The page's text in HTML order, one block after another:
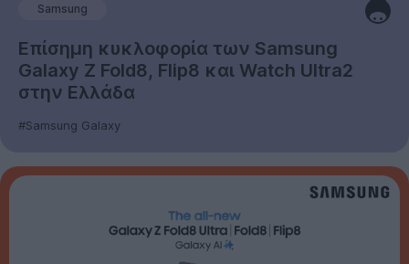
Samsung
Επίσημη κυκλοφορία των Samsung
Galaxy Z Fold8, Flip8 και Watch Ultra2
στην Ελλάδα
#Samsung Galaxy